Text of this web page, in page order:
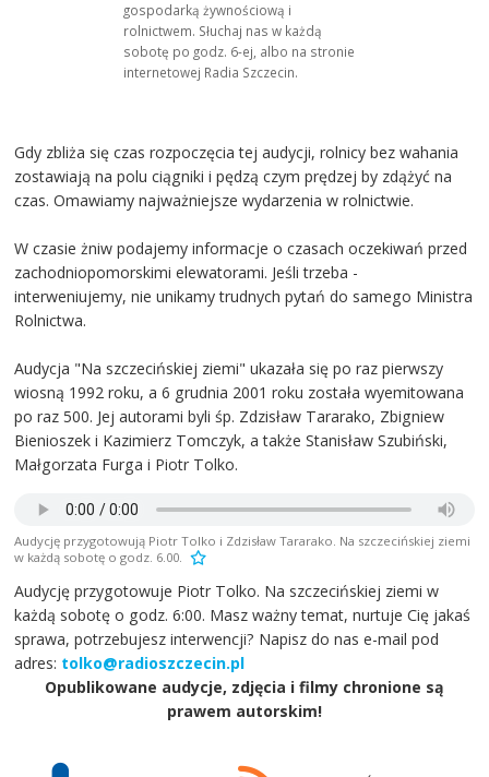
gospodarką żywnościową i
rolnictwem. Słuchaj nas w każdą
sobotę po godz. 6-ej, albo na stronie
internetowej Radia Szczecin.
Gdy zbliża się czas rozpoczęcia tej audycji, rolnicy bez wahania
zostawiają na polu ciągniki i pędzą czym prędzej by zdążyć na
czas. Omawiamy najważniejsze wydarzenia w rolnictwie.
W czasie żniw podajemy informacje o czasach oczekiwań przed
zachodniopomorskimi elewatorami. Jeśli trzeba -
interweniujemy, nie unikamy trudnych pytań do samego Ministra
Rolnictwa.
Audycja "Na szczecińskiej ziemi" ukazała się po raz pierwszy
wiosną 1992 roku, a 6 grudnia 2001 roku została wyemitowana
po raz 500. Jej autorami byli śp. Zdzisław Tararako, Zbigniew
Bienioszek i Kazimierz Tomczyk, a także Stanisław Szubiński,
Małgorzata Furga i Piotr Tolko.
Audycję przygotowują Piotr Tolko i Zdzisław Tararako. Na szczecińskiej ziemi
w każdą sobotę o godz. 6.00.
Audycję przygotowuje Piotr Tolko. Na szczecińskiej ziemi w
każdą sobotę o godz. 6:00. Masz ważny temat, nurtuje Cię jakaś
sprawa, potrzebujesz interwencji? Napisz do nas e-mail pod
adres: tolko@radioszczecin.pl
Opublikowane audycje, zdjęcia i filmy chronione są
prawem autorskim!